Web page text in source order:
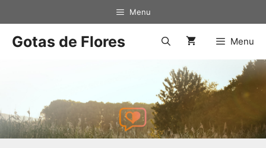
Menu
Gotas de Flores Menu